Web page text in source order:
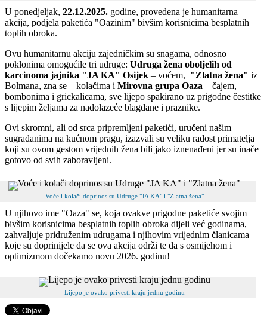
U ponedjeljak, 22.12.2025. godine, provedena je humanitarna
akcija, podjela paketića "Oazinim" bivšim korisnicima besplatnih
toplih obroka.
Ovu humanitarnu akciju zajedničkim su snagama, odnosno
poklonima omogućile tri udruge: Udruga žena oboljelih od
karcinoma jajnika "JA KA" Osijek – voćem, "Zlatna žena" iz
Bolmana, zna se – kolačima i Mirovna grupa Oaza – čajem,
bombonima i grickalicama, sve lijepo spakirano uz prigodne čestitke
s lijepim željama za nadolazeće blagdane i praznike.
Ovi skromni, ali od srca pripremljeni paketići, uručeni našim
sugrađanima na kućnom pragu, izazvali su veliku radost primatelja
koji su ovom gestom vrijednih žena bili jako iznenađeni jer su inače
gotovo od svih zaboravljeni.
Voće i kolači doprinos su Udruge "JA KA" i "Zlatna žena"
U njihovo ime "Oaza" se, koja ovakve prigodne paketiće svojim
bivšim korisnicima besplatnih toplih obroka dijeli već godinama,
zahvaljuje pridruženim udrugama i njihovim vrijednim članicama
koje su doprinijele da se ova akcija održi te da s osmijehom i
optimizmom dočekamo novu 2026. godinu!
Lijepo je ovako privesti kraju jednu godinu